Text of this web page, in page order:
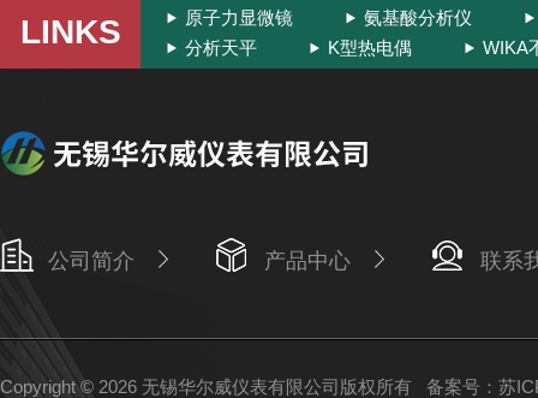
LINKS 原子力显微镜
氨基酸分析仪
分析天平
K型热电偶 WIKA
公司简介 产品中心 联系
Copyright © 2026 无锡华尔威仪表有限公司版权所有 备案号：苏